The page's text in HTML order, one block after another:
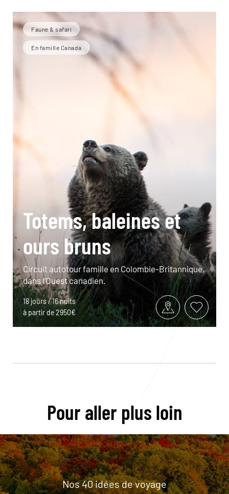
Faune & safari
En famille Canada
Totems, baleines et
ours bruns
Circuit autotour famille en Colombie-Britannique,
dans l’Ouest canadien.
18 jours / 16 nuits
à partir de 2950€
Pour aller plus loin
Nos 40 idées de voyage